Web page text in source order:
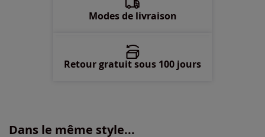
Modes de livraison
Retour gratuit sous 100 jours
Dans le même style...